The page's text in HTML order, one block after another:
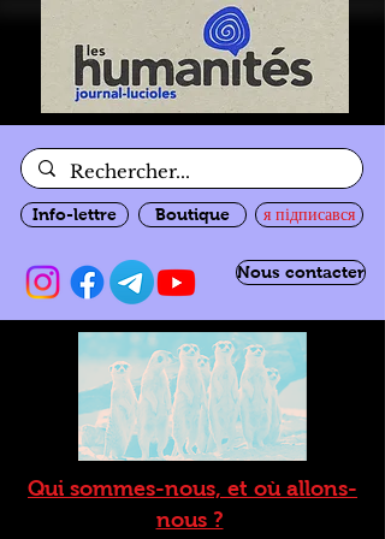
Info-lettre Boutique я підписався
Nous contacter
Qui sommes-nous, et où allons-
nous ?